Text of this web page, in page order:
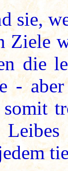
sie,
Ziele
die
-